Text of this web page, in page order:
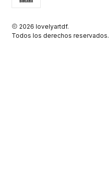
2026 lovelyartdf.
Todos los derechos reservados.